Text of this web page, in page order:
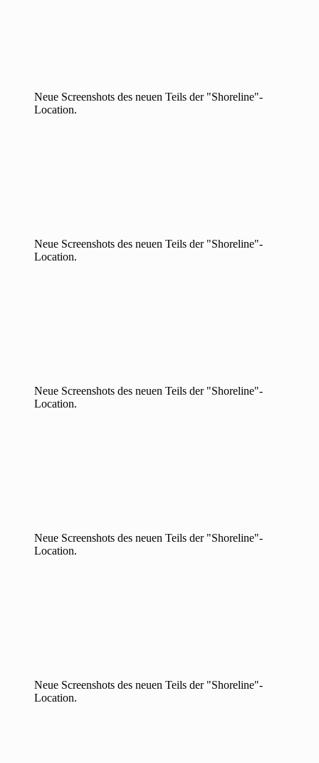
Neue Screenshots des neuen Teils der "Shoreline"-
Location.
Neue Screenshots des neuen Teils der "Shoreline"-
Location.
Neue Screenshots des neuen Teils der "Shoreline"-
Location.
Neue Screenshots des neuen Teils der "Shoreline"-
Location.
Neue Screenshots des neuen Teils der "Shoreline"-
Location.